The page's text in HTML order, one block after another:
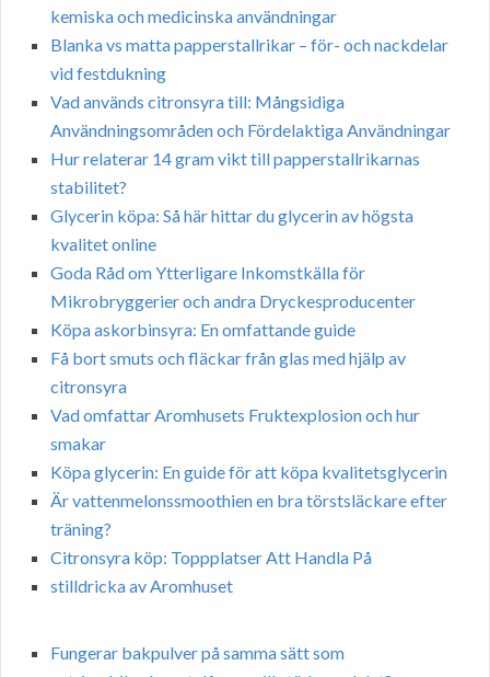
kemiska och medicinska användningar
Blanka vs matta papperstallrikar – för- och nackdelar
vid festdukning
Vad används citronsyra till: Mångsidiga
Användningsområden och Fördelaktiga Användningar
Hur relaterar 14 gram vikt till papperstallrikarnas
stabilitet?
Glycerin köpa: Så här hittar du glycerin av högsta
kvalitet online
Goda Råd om Ytterligare Inkomstkälla för
Mikrobryggerier och andra Dryckesproducenter
Köpa askorbinsyra: En omfattande guide
Få bort smuts och fläckar från glas med hjälp av
citronsyra
Vad omfattar Aromhusets Fruktexplosion och hur
smakar
Köpa glycerin: En guide för att köpa kvalitetsglycerin
Är vattenmelonssmoothien en bra törstsläckare efter
träning?
Citronsyra köp: Toppplatser Att Handla På
stilldricka av Aromhuset
Fungerar bakpulver på samma sätt som